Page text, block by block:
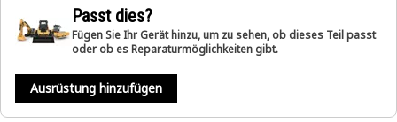
Passt dies?
Fügen Sie Ihr Gerät hinzu, um zu sehen, ob dieses Teil passt
oder ob es Reparaturmöglichkeiten gibt.
Ausrüstung hinzufügen